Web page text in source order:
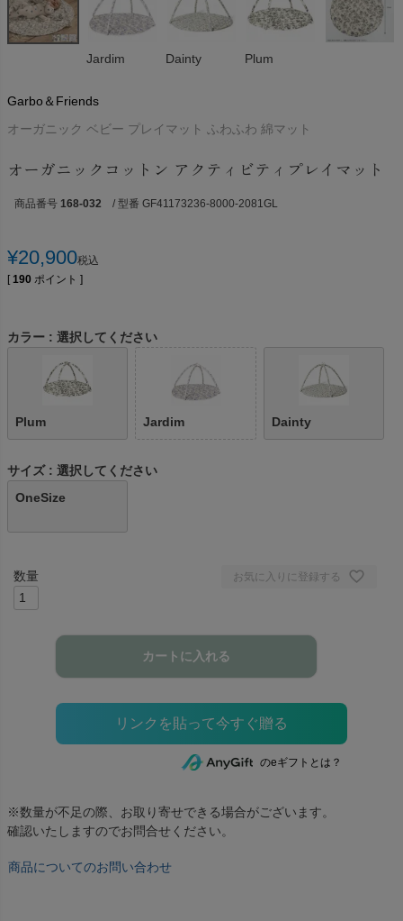
Jardim Dainty Plum
Garbo＆Friends
オーガニック ベビー プレイマット ふわふわ 綿マット
オーガニックコットン アクティビティプレイマット
商品番号 168-032 / 型番 GF41173236-8000-2081GL
¥20,900税込
[ 190 ポイント ]
カラー 選択してください
Plum Jardim Dainty
サイズ
選択してください
OneSize
お気に入りに登録する
カートに入れる
のeギフトとは？
※数量が不足の際、お取り寄せできる場合がございます。
確認いたしますのでお問合せください。
商品についてのお問い合わせ